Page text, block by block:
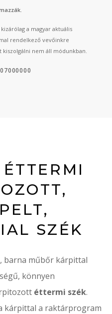
a magyar aktuális
rendelkező vevőinkre
kiszolgálni nem áll módunkban.
SZÉK
, barna műbőr kárpittal
könnyen
éttermi szék.
kárpittal a raktárprogram